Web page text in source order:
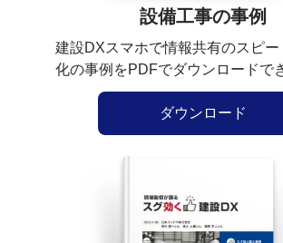
設備工事の事例
建設DXスマホで情報共有のスピー
化の事例をPDFでダウンロードで
ダウンロード